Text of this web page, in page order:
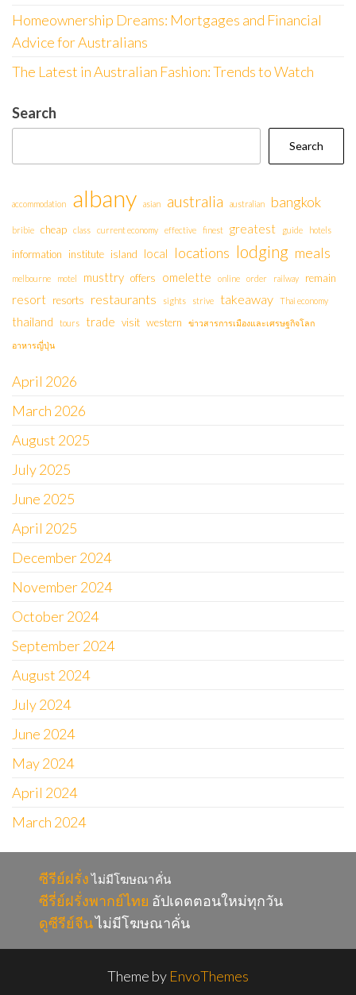
Homeownership Dreams: Mortgages and Financial
Advice for Australians
The Latest in Australian Fashion: Trends to Watch
Search
Search
accommodation albany asian australia australian bangkok
bribie cheap class current economy effective finest greatest guide hotels
information institute island local locations lodging meals
melbourne motel musttry offers omelette online order railway remain
resort resorts restaurants sights strive takeaway Thai economy
thailand tours trade visit western ข่าวสารการเมืองและเศรษฐกิจโลก
อาหารญี่ปุ่น
April 2026
March 2026
August 2025
July 2025
June 2025
April 2025
December 2024
November 2024
October 2024
September 2024
August 2024
July 2024
June 2024
May 2024
April 2024
March 2024
ซีรีย์ฝรั่ง ไม่มีโฆษณาคั่น
ซีรี่ย์ฝรั่งพากย์ไทย อัปเดตตอนใหม่ทุกวัน
ดูซีรีย์จีนไม่มีโฆษณาคั่น
Theme by EnvoThemes